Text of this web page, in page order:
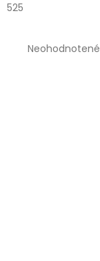
525
Priemerné
Neohodnotené